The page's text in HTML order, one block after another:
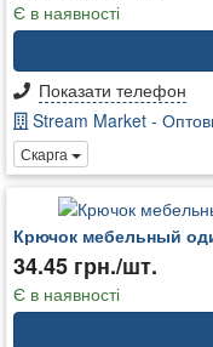
Є в наявності
Показати телефон
Stream Market -
Скарга
Крючок мебельный
34.45 грн./шт.
Є в наявності